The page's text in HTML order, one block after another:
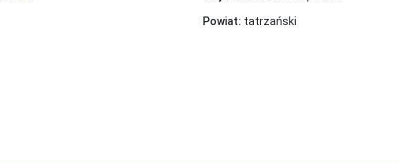
Powiat: tatrzański